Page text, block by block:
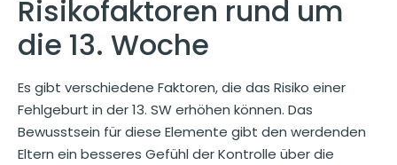
Risikofaktoren rund um
die 13. Woche
Es gibt verschiedene Faktoren, die das Risiko einer
Fehlgeburt in der 13. SW erhöhen können. Das
Bewusstsein für diese Elemente gibt den werdenden
Eltern ein besseres Gefühl der Kontrolle über die